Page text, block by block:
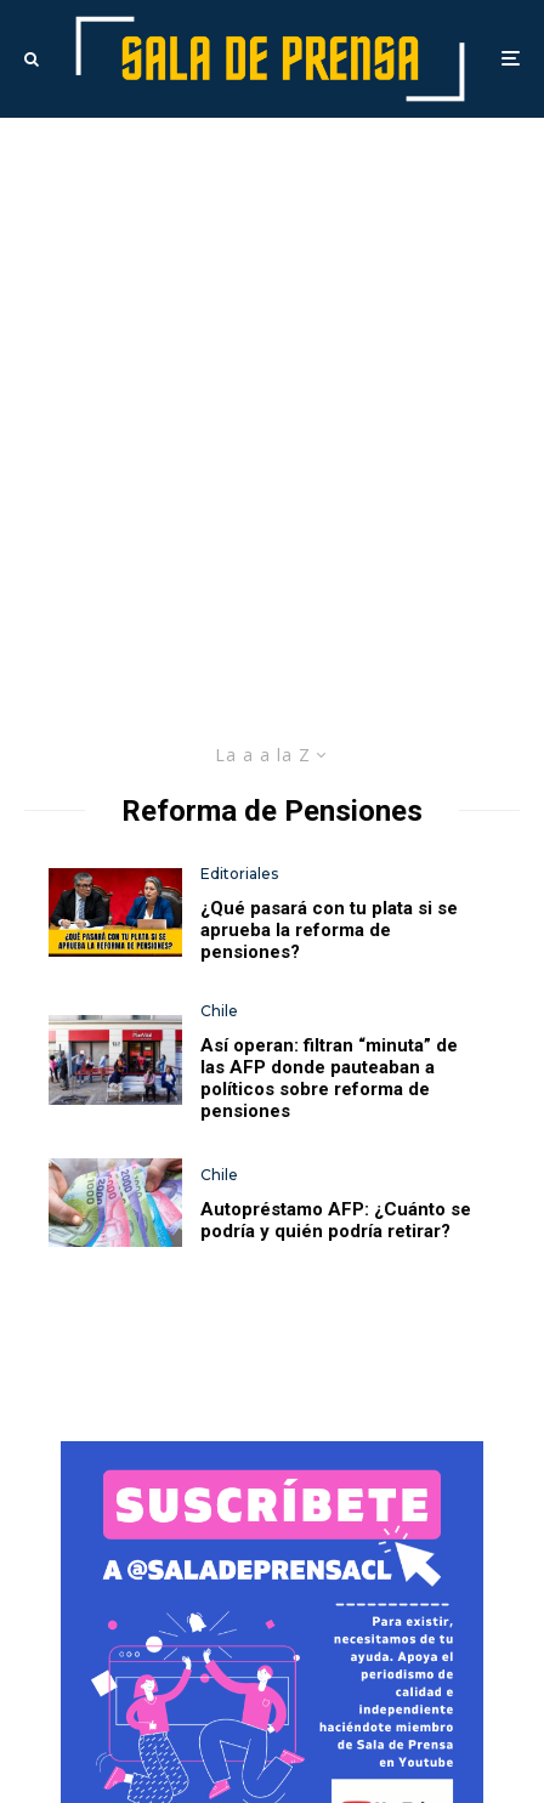
La a a la Z
Reforma de Pensiones
Editoriales
¿Qué pasará con tu plata si se
aprueba la reforma de
pensiones?
Chile
Así operan: filtran “minuta” de
las AFP donde pauteaban a
políticos sobre reforma de
pensiones
Chile
Autopréstamo AFP: ¿Cuánto se
podría y quién podría retirar?